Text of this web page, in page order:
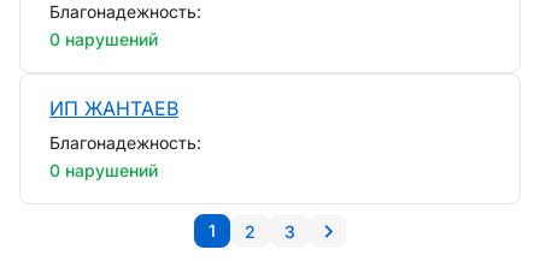
Благонадежность:
0 нарушений
ИП ЖАНТАЕВ
Благонадежность:
0 нарушений
1 2 3